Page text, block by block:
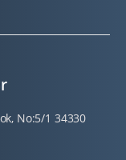
No:5/1 34330